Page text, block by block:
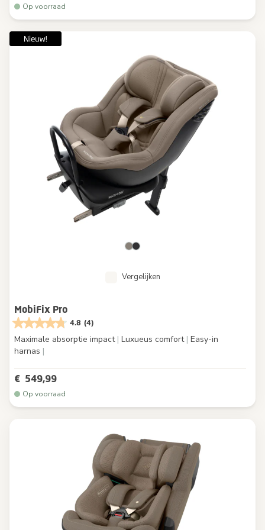
Op voorraad
Vergelijken
MobiFix Pro
4.8 (4)
Maximale absorptie impact | Luxueus comfort | Easy-in
harnas |
€ 549,99
Op voorraad